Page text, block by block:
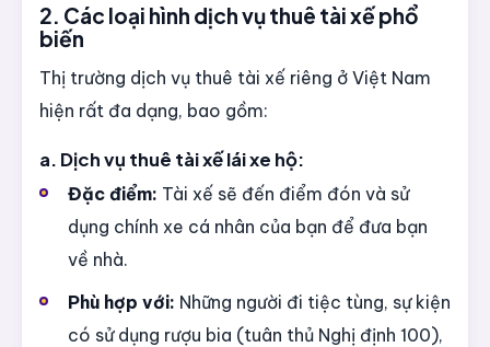
2. Các loại hình dịch vụ thuê tài xế phổ
biến
Thị trường dịch vụ thuê tài xế riêng ở Việt Nam
hiện rất đa dạng, bao gồm:
a. Dịch vụ thuê tài xế lái xe hộ:
Đặc điểm: Tài xế sẽ đến điểm đón và sử
dụng chính xe cá nhân của bạn để đưa bạn
về nhà.
Phù hợp với: Những người đi tiệc tùng, sự kiện
có sử dụng rượu bia (tuân thủ Nghị định 100),